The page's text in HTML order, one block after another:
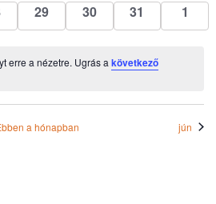
0
események
29
0
események
30
0
események
31
0
1
erre a nézetre. Ugrás akövetkező
a hónapban jún